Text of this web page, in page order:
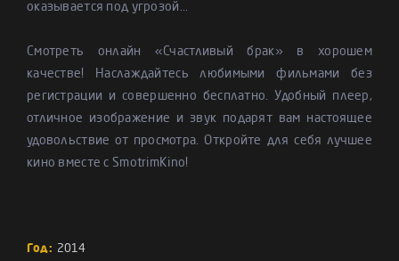
оказывается под угрозой...
Смотреть онлайн «Счастливый брак» в хорошем
качестве! Наслаждайтесь любимыми фильмами без
регистрации и совершенно бесплатно. Удобный плеер,
отличное изображение и звук подарят вам настоящее
удовольствие от просмотра. Откройте для себя лучшее
кино вместе с SmotrimKino!
Год: 2014